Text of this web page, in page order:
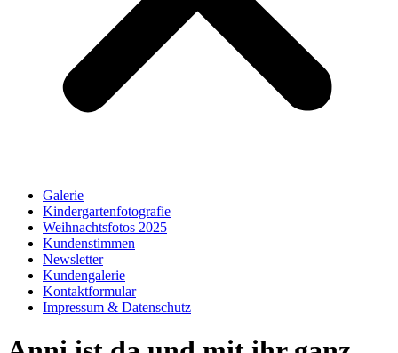
Galerie
Kindergartenfotografie
Weihnachtsfotos 2025
Kundenstimmen
Newsletter
Kundengalerie
Kontaktformular
Impressum & Datenschutz